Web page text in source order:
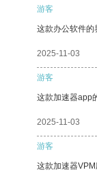
游客
这款办公软件的
2025-11-03
游客
这款加速器app
2025-11-03
游客
这款加速器